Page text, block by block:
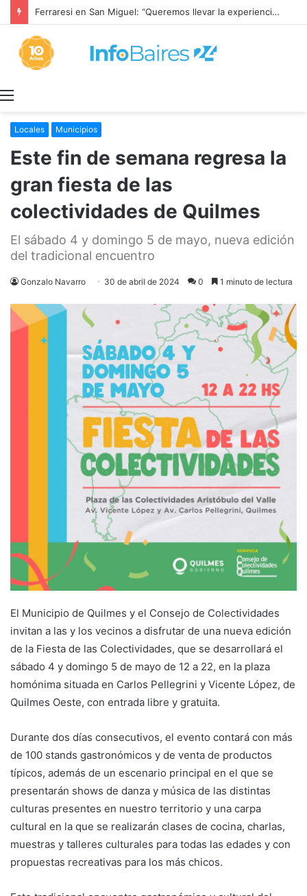
Ferraresi en San Miguel: “Queremos llevar la experiencia de lo que hicimos a cada rincón de la provincia”
Locales Municipios
Este fin de semana regresa la
gran fiesta de las
colectividades de Quilmes
El sábado 4 y domingo 5 de mayo, nueva edición
del tradicional encuentro
Gonzalo Navarro 30 de abril de 2024 0 1 minuto de lectura
El Municipio de Quilmes y el Consejo de Colectividades
invitan a las y los vecinos a disfrutar de una nueva edición
de la Fiesta de las Colectividades, que se desarrollará el
sábado 4 y domingo 5 de mayo de 12 a 22, en la plaza
homónima situada en Carlos Pellegrini y Vicente López, de
Quilmes Oeste, con entrada libre y gratuita.
Durante dos días consecutivos, el evento contará con más
de 100 stands gastronómicos y de venta de productos
típicos, además de un escenario principal en el que se
presentarán shows de danza y música de las distintas
culturas presentes en nuestro territorio y una carpa
cultural en la que se realizarán clases de cocina, charlas,
muestras y talleres culturales para todas las edades y con
propuestas recreativas para los más chicos.